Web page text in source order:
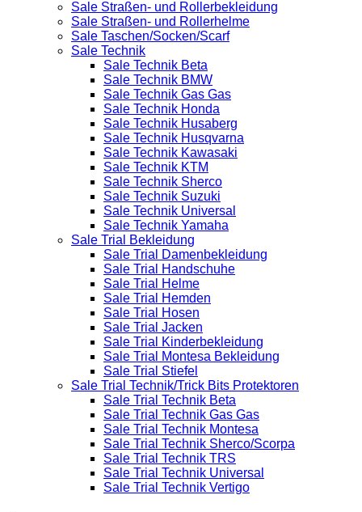
Sale Straßen- und Rollerbekleidung
Sale Straßen- und Rollerhelme
Sale Taschen/Socken/Scarf
Sale Technik
Sale Technik Beta
Sale Technik BMW
Sale Technik Gas Gas
Sale Technik Honda
Sale Technik Husaberg
Sale Technik Husqvarna
Sale Technik Kawasaki
Sale Technik KTM
Sale Technik Sherco
Sale Technik Suzuki
Sale Technik Universal
Sale Technik Yamaha
Sale Trial Bekleidung
Sale Trial Damenbekleidung
Sale Trial Handschuhe
Sale Trial Helme
Sale Trial Hemden
Sale Trial Hosen
Sale Trial Jacken
Sale Trial Kinderbekleidung
Sale Trial Montesa Bekleidung
Sale Trial Stiefel
Sale Trial Technik/Trick Bits Protektoren
Sale Trial Technik Beta
Sale Trial Technik Gas Gas
Sale Trial Technik Montesa
Sale Trial Technik Sherco/Scorpa
Sale Trial Technik TRS
Sale Trial Technik Universal
Sale Trial Technik Vertigo